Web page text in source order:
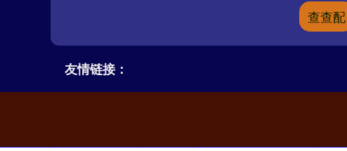
查查配
友情链接：